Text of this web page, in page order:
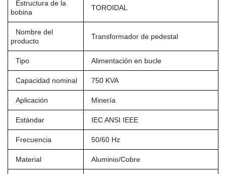
Estructura de la
bobina
TOROIDAL
Nombre del
producto
Transformador de pedestal
Tipo Alimentación en bucle
Capacidad nominal 750 KVA
Aplicación Minería
Estándar IEC ANSI IEEE
Frecuencia 50/60 Hz
Material Aluminio/Cobre